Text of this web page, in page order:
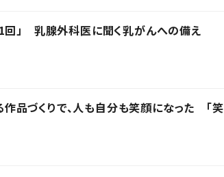
回」 乳腺外科医に聞く乳がんへの備え
品づくりで、人も自分も笑顔になった 「笑